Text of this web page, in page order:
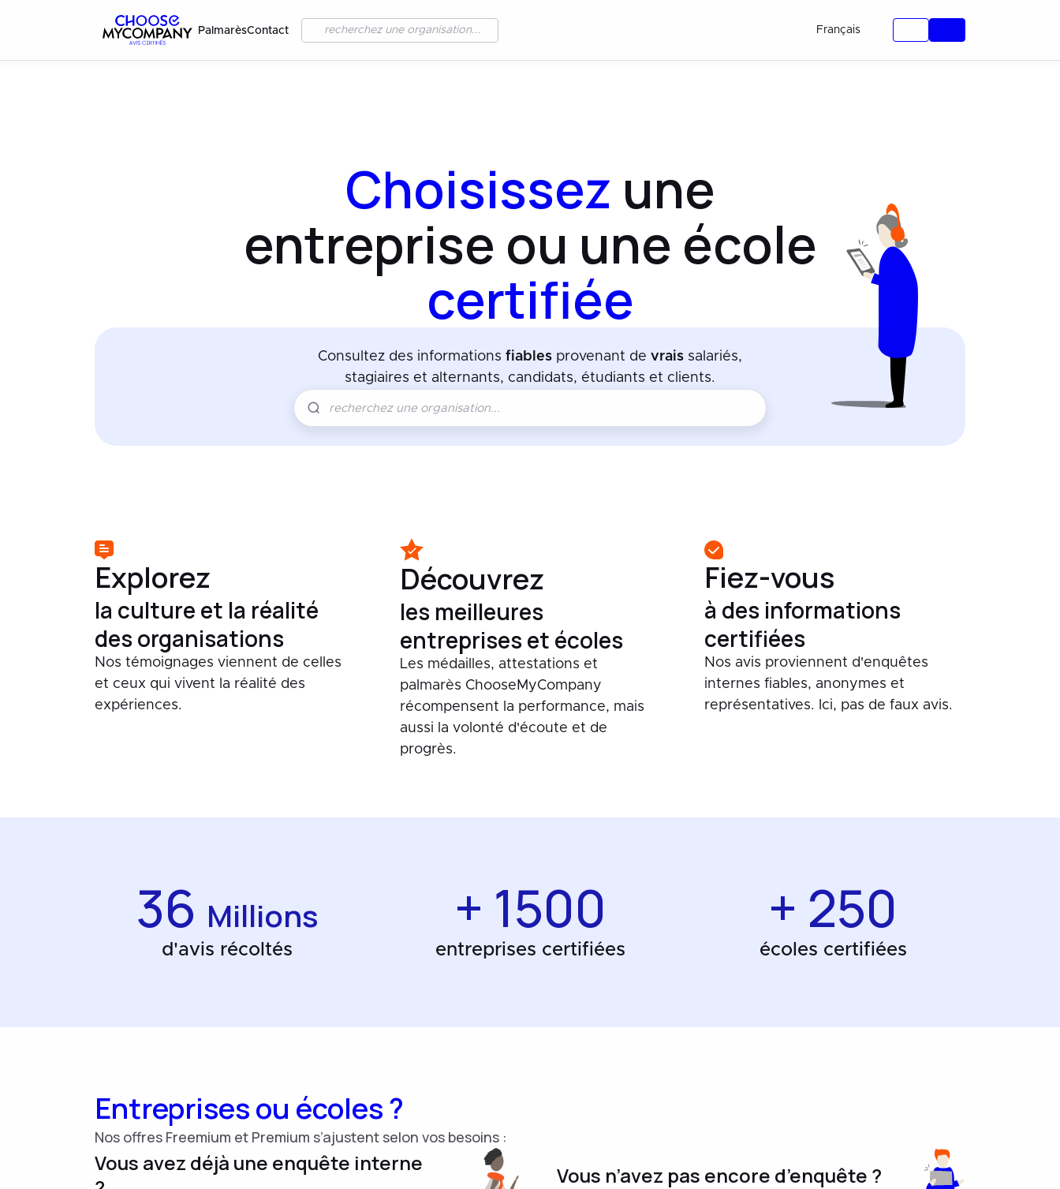
PalmarèsContact Français
Choisissez une
entreprise ou une école
certifiée
Consultez des informations fiables provenant de vrais salariés,
stagiaires et alternants, candidats, étudiants et clients.
Explorez
la culture et la réalité
des organisations
Nos témoignages viennent de celles
et ceux qui vivent la réalité des
expériences.
Découvrez
les meilleures
entreprises et écoles
Les médailles, attestations et
palmarès ChooseMyCompany
récompensent la performance, mais
aussi la volonté d'écoute et de
progrès.
Fiez-vous
à des informations
certifiées
Nos avis proviennent d'enquêtes
internes fiables, anonymes et
représentatives. Ici, pas de faux avis.
36 Millions
d'avis récoltés
+ 1500
entreprises certifiées
+ 250
écoles certifiées
Entreprises ou écoles ?
Nos offres Freemium et Premium s’ajustent selon vos besoins :
Vous avez déjà une enquête interne
Vous n’avez pas encore d’enquête ?